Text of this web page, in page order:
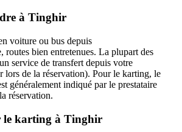
à Tinghir
voiture ou bus depuis
routes bien entretenues. La plupart des
service de transfert depuis votre
lors de la réservation). Pour le karting, le
généralement indiqué par le prestataire
réservation.
le karting à Tinghir